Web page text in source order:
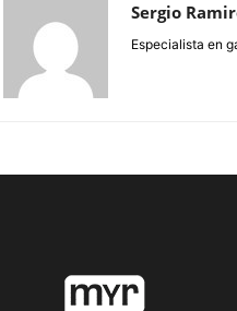
Sergio
Especialista en